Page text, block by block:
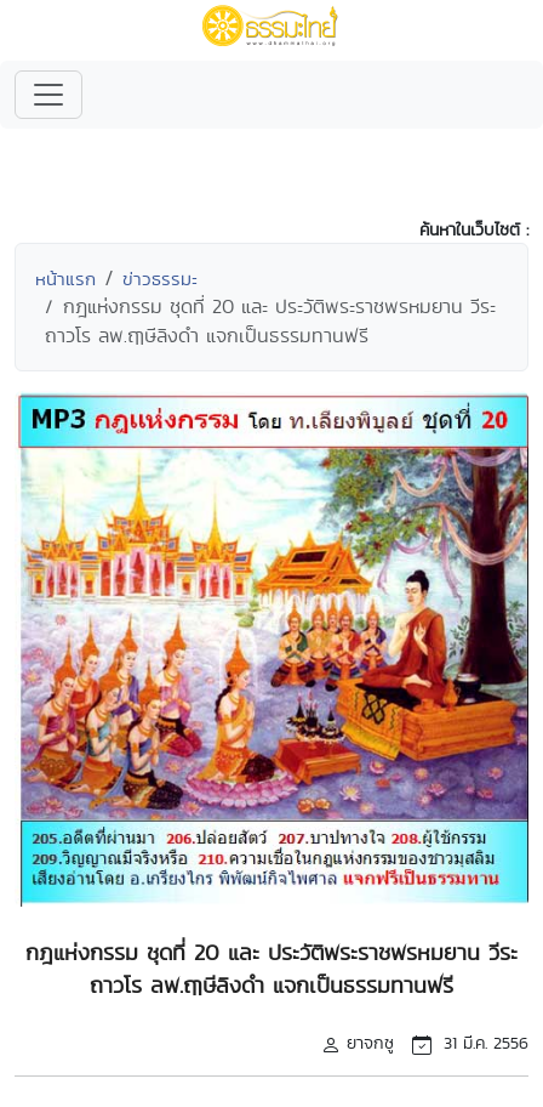
ค้นหาในเว็บไซต์ :
หน้าแรก ข่าวธรรมะ
กฎแห่งกรรม ชุดที่ 20 และ ประวัติพระราชพรหมยาน วีระ
ถาวโร ลพ.ฤๅษีลิงดำ แจกเป็นธรรมทานฟรี
กฎแห่งกรรม ชุดที่ 20 และ ประวัติพระราชพรหมยาน วีระ
ถาวโร ลพ.ฤๅษีลิงดำ แจกเป็นธรรมทานฟรี
ยาจกซู 31 มี.ค. 2556